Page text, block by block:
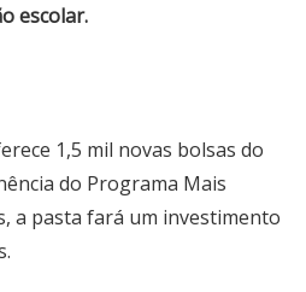
escolar.
1,5 mil novas bolsas do
do Programa Mais
a pasta fará um investimento